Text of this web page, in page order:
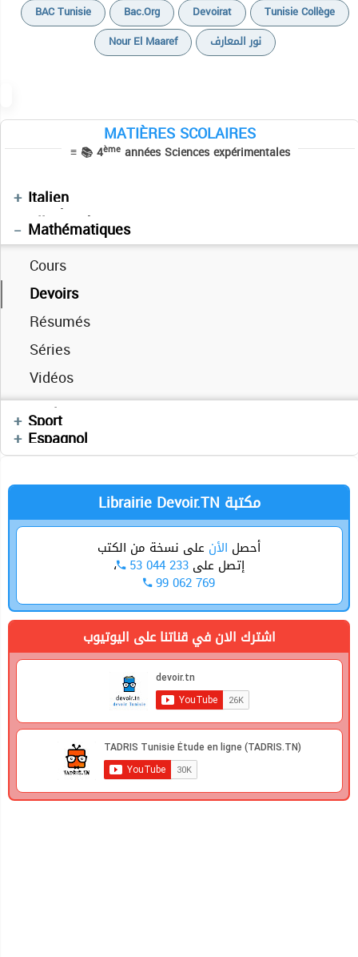
BAC Tunisie
Bac.org Devoirat
Tunisie Collège
Nour El Maaref
نور المعارف
MATIÈRES SCOLAIRES
≡ 📚 4èmeannées Sciences expérimentales
Français
Devoirs
Italien
Devoirs
فلسفة
Devoirs
Allemand
Manuels Scolaires
Informatique
Cours
Sujets BAC PRATIQUE
Mathématiques
Cours
Devoirs
Résumés
Séries
Vidéos
Physique
Devoirs
Epreuves Corrigées du Baccalauréat
Exercices
Résumés
Séries
Autres
Anglais
Cours
Devoirs
Sport
Enchainement
العربية
Cours
Devoirs
Vidéos
Sciences SVT
Cours
Devoirs
Exercices
Videos
Espagnol
Cours
Librairie Devoir.TN مكتبة
أحصل الأن على نسخة من الكتب
إتصل على 53 044 233 ،
99 062 769
اشترك الان في قناتنا على اليوتيوب